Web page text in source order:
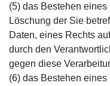
(5) das Bestehen
Löschung der Sie
Daten, eines Rechts
durch den
gegen diese
(6) das Bestehen